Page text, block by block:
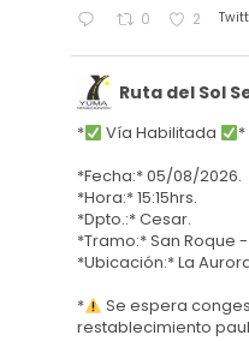
0 2
Ruta del Sol
* Vía Habilitada
*
*Fecha:* 05/08/2026.
*Hora:* 15:15hrs.
*Dpto.:* Cesar.
*Tramo:* San Roque
*Ubicación:* La
*
Se espera
restablecimiento